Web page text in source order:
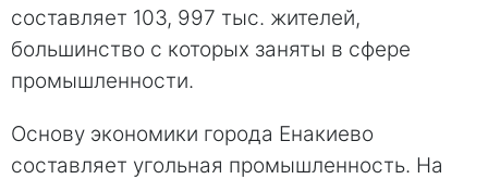
составляет 103, 997 тыс. жителей,
большинство с которых заняты в сфере
промышленности.
Основу экономики города Енакиево
составляет угольная промышленность. На